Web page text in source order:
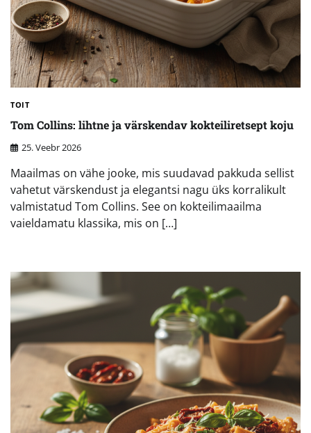
TOIT
Tom Collins: lihtne ja värskendav kokteiliretsept koju
25. Veebr 2026
Maailmas on vähe jooke, mis suudavad pakkuda sellist
vahetut värskendust ja elegantsi nagu üks korralikult
valmistatud Tom Collins. See on kokteilimaailma
vaieldamatu klassika, mis on […]